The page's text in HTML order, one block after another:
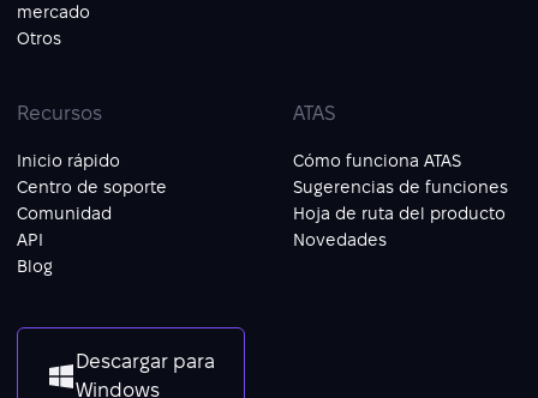
mercado
Otros
Recursos
Inicio rápido
Centro de soporte
Comunidad
API
Blog
ATAS
Cómo funciona ATAS
Sugerencias de funciones
Hoja de ruta del producto
Novedades
Descargar para
Windows